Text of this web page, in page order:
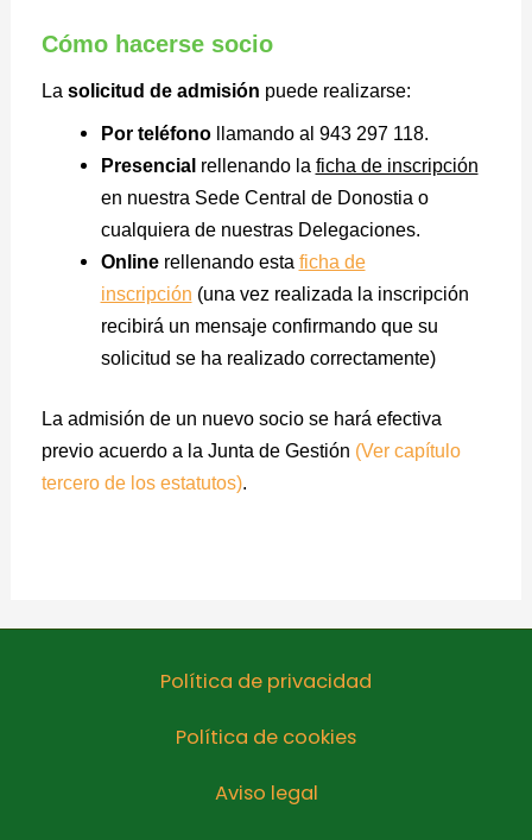
Cómo hacerse socio
Lasolicitud de admisión puede realizarse:
Por teléfonollamando al 943 297 118.
Presencialrellenando la ficha de inscripción
en nuestra Sede Central de Donostia o
cualquiera de nuestras Delegaciones.
Online rellenando esta ficha de
inscripción (una vez realizada la inscripción
recibirá un mensaje confirmando que su
solicitud se ha realizado correctamente)
La admisión de un nuevo socio se hará efectiva
previo acuerdo a la Junta de Gestión (Ver capítulo
tercero de los estatutos).
Política de privacidad
Política de cookies
Aviso legal